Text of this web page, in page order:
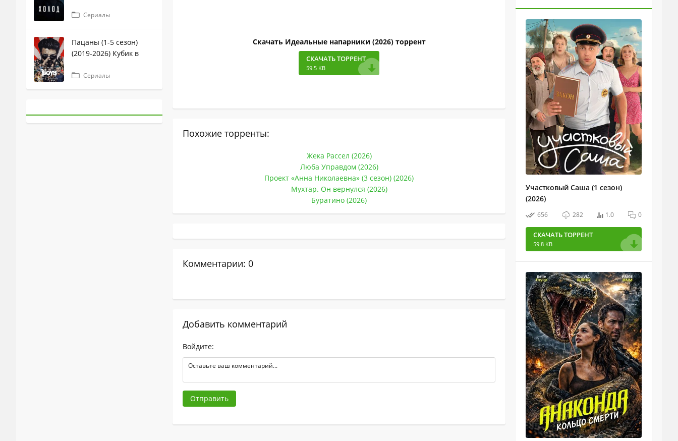
Сериалы
Пацаны (1-5 сезон)
(2019-2026) Кубик в
Сериалы
Скачать Идеальные напарники (2026) торрент
СКАЧАТЬ ТОРРЕНТ
59.5 KB
Похожие торренты:
Жека Рассел (2026)
Люба Управдом (2026)
Проект «Анна Николаевна» (3 сезон) (2026)
Мухтар. Он вернулся (2026)
Буратино (2026)
Комментарии: 0
Добавить комментарий
Войдите:
Отправить
Участковый Саша (1 сезон)
(2026)
656 282 1.0 0
СКАЧАТЬ ТОРРЕНТ
59.8 KB